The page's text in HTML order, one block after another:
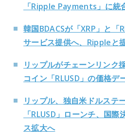
「Ripple Payments」に統
韓国BDACSが「XRP」と「
サービス提供へ、Rippleと
リップルがチェーンリンク
コイン「RLUSD」の価格デ
リップル、独自米ドルステ
「RLUSD」ローンチ、国
ス拡大へ